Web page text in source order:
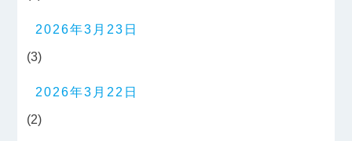
2026年3月23日
(3)
2026年3月22日
(2)